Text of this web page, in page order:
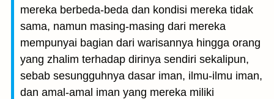
mereka berbeda-beda dan kondisi mereka tidak
sama, namun masing-masing dari mereka
mempunyai bagian dari warisannya hingga orang
yang zhalim terhadap dirinya sendiri sekalipun,
sebab sesungguhnya dasar iman, ilmu-ilmu iman,
dan amal-amal iman yang mereka miliki